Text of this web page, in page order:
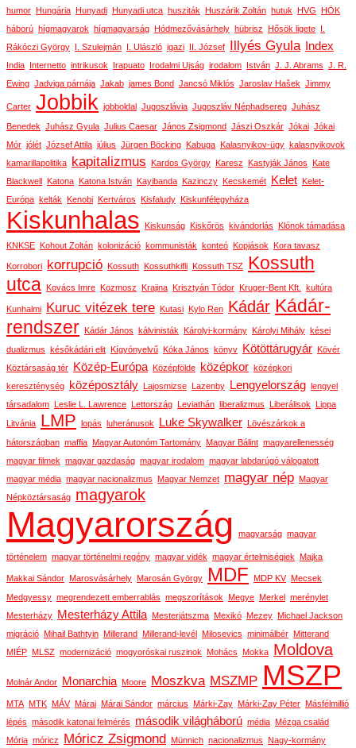
humor
Hungária Hunyadi Hunyadi utca husziták Huszárik Zoltán hutuk HVG
HÖK
háború hígmagyarok hígmagyarság Hódmezővásárhely hübrisz Hősök ligete
I.
Rákóczi György
I. Szulejmán I. Ulászló igazi II. József Illyés Gyula Index
India Internetto intrikusok Irapuato Irodalmi Ujság irodalom István J. J. Abrams J. R.
Ewing Jadviga párnája Jakab james Bond Jancsó Miklós Jaroslav Hašek Jimmy
Carter Jobbik jobboldal Jugoszlávia Jugoszláv Néphadsereg Juhász
Benedek Juhász Gyula Julius Caesar János Zsigmond Jászi Oszkár Jókai Jókai
Mór jólét József Attila július Jürgen Böcking Kabuga Kalasnyikov-ügy kalasnyikovok
kamarillapolitika kapitalizmus Kardos György Karesz Kastyják János
Kate
Blackwell
Katona Katona István Kayibanda Kazinczy Kecskemét Kelet
Kelet-
Európa kelták Kenobi Kertváros Kisfaludy Kiskunfélegyháza
Kiskunhalas Kiskunság Kiskőrös kivándorlás Klónok támadása
KNKSE Kohout Zoltán kolonizáció kommunisták konteó Kopjások Kora tavasz
Korrobori korrupció Kossuth Kossuthkifli Kossuth TSZ Kossuth
utca
Kovács Imre Kozmosz Krajina Krisztyán Tódor Kruger-Bent Kft. kultúra
Kunhalmi Kuruc vitézek tere Kutasi Kylo Ren Kádár Kádár-
rendszer
Kádár János kálvinisták Károlyi-kormány Károlyi Mihály kései
dualizmus
későkádári elit Kígyónyelvű Kóka János könyv Kötöttárugyár
Kövér
Köztársaság tér
Közép-Európa Középfölde középkor középkori
kereszténység
középosztály Lajosmizse Lazenby Lengyelország
lengyel
társadalom
Leslie L. Lawrence Lettország Leviathán liberalizmus Liberálisok
Lippa
Litvánia
LMP lopás luheránusok Luke Skywalker
Lövészárkok a
hátországban maffia Magyar Autonóm Tartomány Magyar Bálint magyarellenesség
magyar filmek magyar gazdaság magyar irodalom magyar labdarúgó válogatott
magyar média magyar nacionalizmus Magyar Nemzet magyar nép Magyar
Népköztársaság magyarok
Magyarország magyarság magyar
történelem magyar történelmi regény magyar vidék magyar értelmiségiek Majka
Makkai Sándor Marosvásárhely Marosán György MDF MDP KV Mecsek
Medgyessy megrendezett emberrablás megszorítások Megye Merkel
merénylet
Mesterházy
Mesterházy Attila Mesterjátszma Mexikó Mezey Michael Jackson
migráció Mihail Bathtyin Millerand Millerand-levél Milosevics minimálbér Mitterand
MIÉP MLSZ modernizáció mogyoróskai ruszinok Mohács Mokka Moldova
Molnár Andor Monarchia Moore Moszkva MSZMP MSZP
MTA MTK MÁV Márai Márai Sándor március Márki-Zay Márki-Zay Péter Másfélmillió
lépés második katonai felmérés második világháború média Mézga család
Mória móricz Móricz Zsigmond Münnich nacionalizmus Nagy-kormány